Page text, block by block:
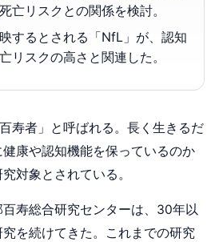
亡リスクとの関係を検討。
するとされる「NfL」が、認知
リスクの高さと関連した。
寿者」と呼ばれる。長く生きるだ
康や認知機能を保っているのか
対象とされている。
寿総合研究センターは、30年以
を続けてきた。これまでの研究